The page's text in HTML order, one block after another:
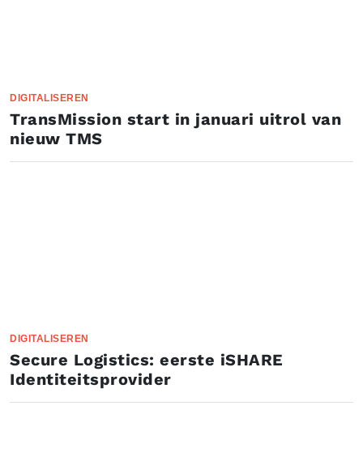
DIGITALISEREN
TransMission start in januari uitrol van
nieuw TMS
DIGITALISEREN
Secure Logistics: eerste iSHARE
Identiteitsprovider